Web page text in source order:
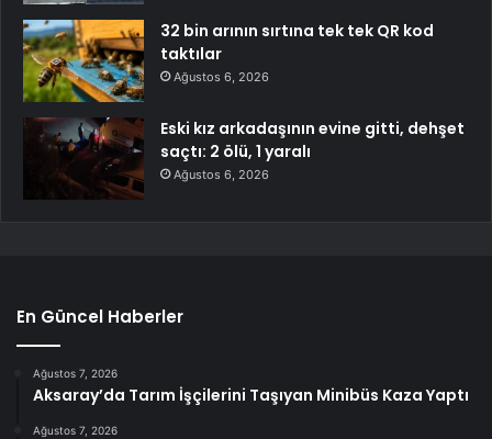
32 bin arının sırtına tek tek QR kod
taktılar
Ağustos 6, 2026
Eski kız arkadaşının evine gitti, dehşet
saçtı: 2 ölü, 1 yaralı
Ağustos 6, 2026
En Güncel Haberler
Ağustos 7, 2026
Aksaray’da Tarım İşçilerini Taşıyan Minibüs Kaza Yaptı
Ağustos 7, 2026